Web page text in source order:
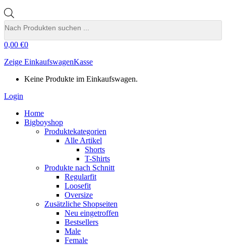
search
0,00 €0
Zeige EinkaufswagenKasse
Keine Produkte im Einkaufswagen.
Login
Home
Bigboyshop
Produktekategorien
Alle Artikel
Shorts
T-Shirts
Produkte nach Schnitt
Regularfit
Loosefit
Oversize
Zusätzliche Shopseiten
Neu eingetroffen
Bestsellers
Male
Female